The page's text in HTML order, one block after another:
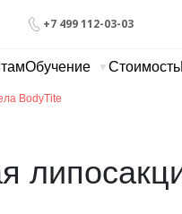
+7 499 112-03-03
Обучение Стоимость
BodyTite